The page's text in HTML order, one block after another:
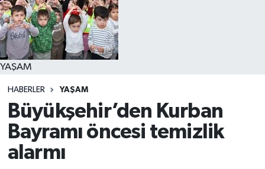
YAŞAM
HABERLER YAŞAM
Büyükşehir’den Kurban
Bayramı öncesi temizlik
alarmı
YAŞAM